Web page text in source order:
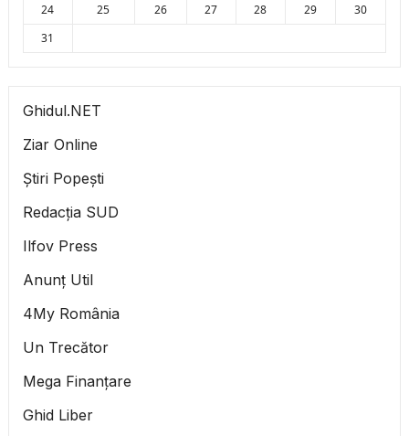
24
25 26 27 28 29
30
31
Ghidul.NET
Ziar Online
Știri Popești
Redacția SUD
Ilfov Press
Anunț Util
4My România
Un Trecător
Mega Finanțare
Ghid Liber